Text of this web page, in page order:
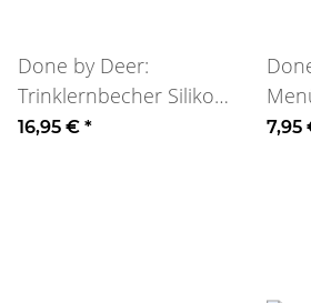
Done by Deer:
Trinklernbecher Silikon
rosa Peekaboo
16,95 € *
dots
7,95